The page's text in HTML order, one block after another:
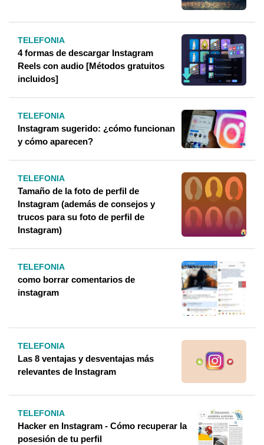
TELEFONIA
4 formas de descargar Instagram
Reels con audio [Métodos gratuitos
incluidos]
TELEFONIA
Instagram sugerido: ¿cómo funcionan
y cómo aparecen?
TELEFONIA
Tamaño de la foto de perfil de
Instagram (además de consejos y
trucos para su foto de perfil de
Instagram)
TELEFONIA
como borrar comentarios de
instagram
TELEFONIA
Las 8 ventajas y desventajas más
relevantes de Instagram
TELEFONIA
Hacker en Instagram - Cómo recuperar la
posesión de tu perfil